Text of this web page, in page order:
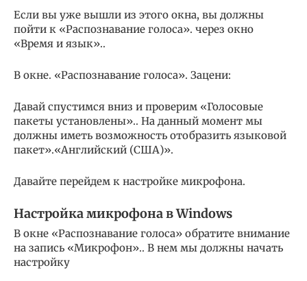
Если вы уже вышли из этого окна, вы должны
пойти к «Распознавание голоса». через окно
«Время и язык»..
В окне. «Распознавание голоса». Зацени:
Давай спустимся вниз и проверим «Голосовые
пакеты установлены».. На данный момент мы
должны иметь возможность отобразить языковой
пакет».«Английский (США)».
Давайте перейдем к настройке микрофона.
Настройка микрофона в Windows
В окне «Распознавание голоса» обратите внимание
на запись «Микрофон».. В нем мы должны начать
настройку